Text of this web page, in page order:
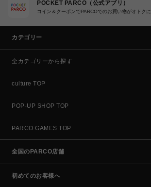
POCKET PARCO（公式アプリ）
コイン＆クーポンでPARCOでのお買い物がオトクに
カテゴリー
全カテゴリーから探す
culture TOP
POP-UP SHOP TOP
PARCO GAMES TOP
全国のPARCO店舗
初めてのお客様へ